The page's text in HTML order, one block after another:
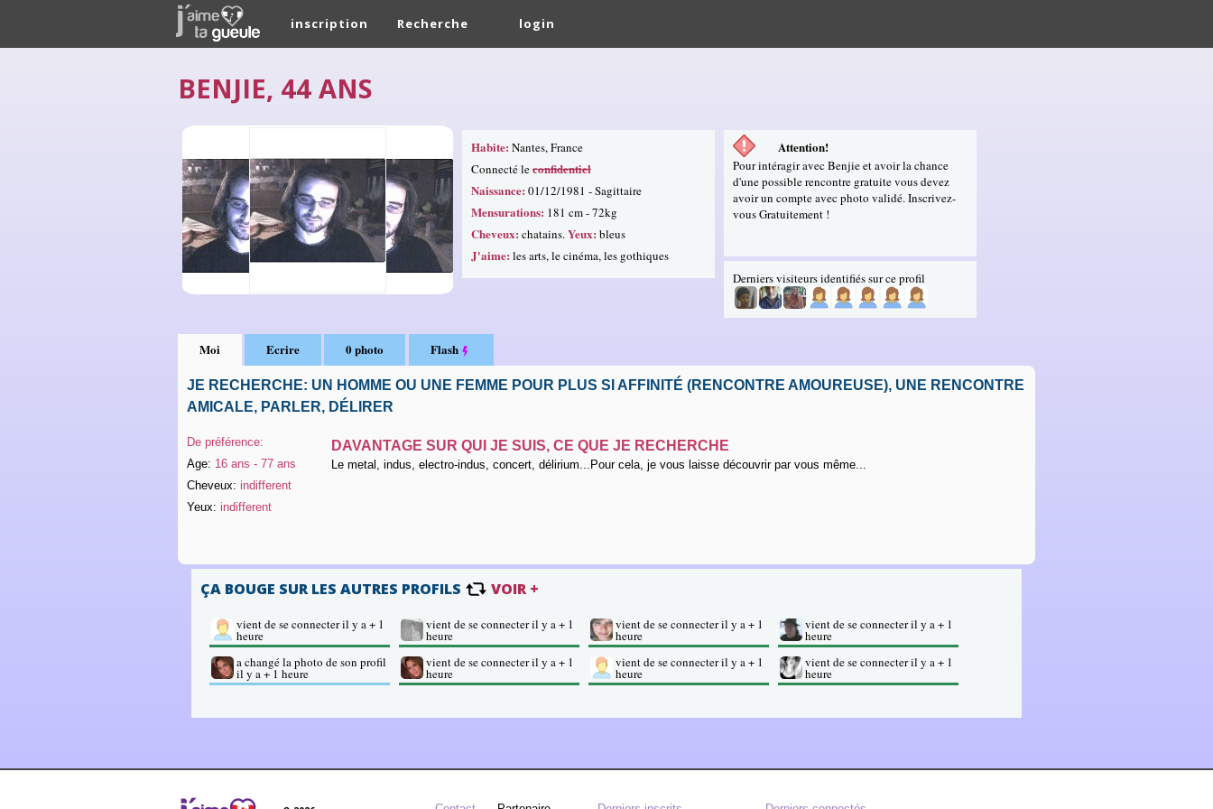
inscription Recherche login
BENJIE, 44 ANS
Habite: Nantes, France
Connecté leconfidentiel
Naissance: 01/12/1981 - Sagittaire
Mensurations: 181 cm - 72kg
Cheveux: chatains.Yeux: bleus
J'aime: les arts, le cinéma, les gothiques
Attention!
Pour intéragir avec Benjie et avoir la chance
d'une possible rencontre gratuite vous devez
avoir un compte avec photo validé. Inscrivez-
vous Gratuitement !
Derniers visiteurs identifiés sur ce profil
Moi
JE RECHERCHE: UN HOMME OU UNE FEMME POUR PLUS SI AFFINITÉ (RENCONTRE AMOUREUSE), UNE RENCONTRE
AMICALE, PARLER, DÉLIRER
De préférence:
Age: 16 ans - 77 ans
Cheveux: indifferent
Yeux: indifferent
DAVANTAGE SUR QUI JE SUIS, CE QUE JE RECHERCHE
Le metal, indus, electro-indus, concert, délirium...Pour cela, je vous laisse découvrir par vous même...
Ecrire 0 photo Flash
ÇA BOUGE SUR LES AUTRES PROFILS VOIR +
vient de se connecter il y a + 1
heure
vient de se connecter il y a + 1
heure
vient de se connecter il y a + 1
heure
vient de se connecter il y a + 1
heure
a changé la photo de son profil
il y a + 1 heure
vient de se connecter il y a + 1
heure
vient de se connecter il y a + 1
heure
vient de se connecter il y a + 1
heure